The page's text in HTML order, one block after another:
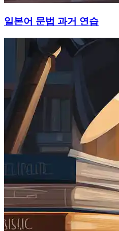
일본어 문법 과거 연습